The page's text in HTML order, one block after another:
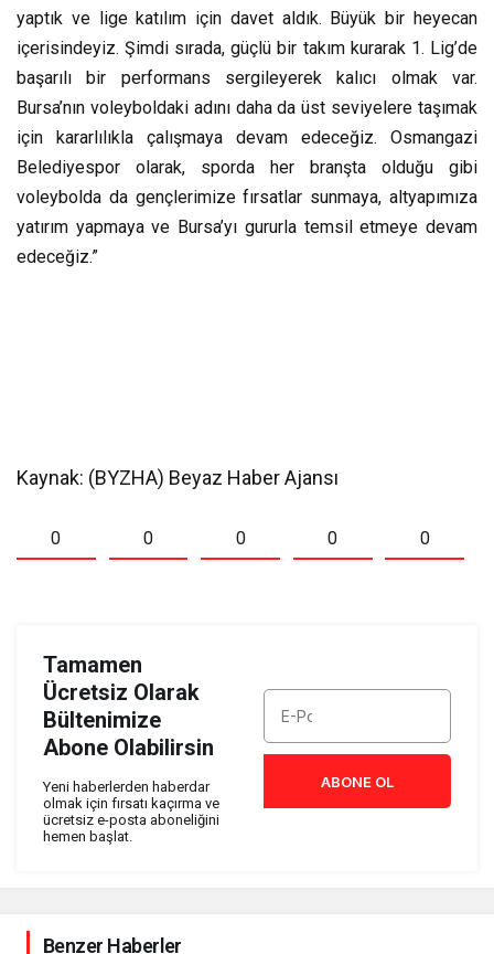
yaptık ve lige katılım için davet aldık. Büyük bir heyecan
içerisindeyiz. Şimdi sırada, güçlü bir takım kurarak 1. Lig’de
başarılı bir performans sergileyerek kalıcı olmak var.
Bursa’nın voleyboldaki adını daha da üst seviyelere taşımak
için kararlılıkla çalışmaya devam edeceğiz. Osmangazi
Belediyespor olarak, sporda her branşta olduğu gibi
voleybolda da gençlerimize fırsatlar sunmaya, altyapımıza
yatırım yapmaya ve Bursa’yı gururla temsil etmeye devam
edeceğiz.”
Kaynak: (BYZHA) Beyaz Haber Ajansı
0 0 0 0 0
Tamamen
Ücretsiz Olarak
Bültenimize
Abone Olabilirsin
Yeni haberlerden haberdar
olmak için fırsatı kaçırma ve
ücretsiz e-posta aboneliğini
hemen başlat.
ABONE OL
Benzer Haberler